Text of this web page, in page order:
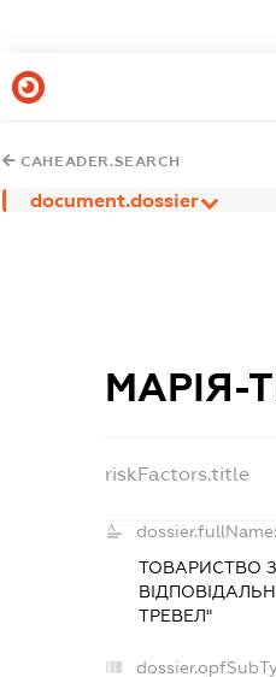
CAHEADER.SEARCH
document.dossier
МАРІЯ-
riskFactors.title
dossier.fullName:
ТОВАРИСТВО
ТРЕВЕЛ"